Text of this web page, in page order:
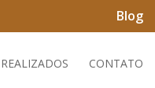
Blog
CONTATO